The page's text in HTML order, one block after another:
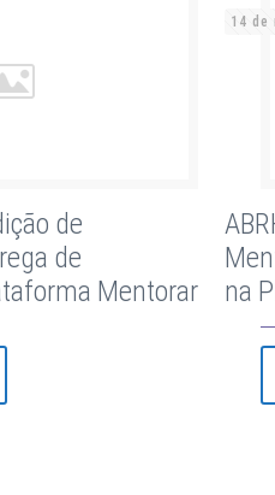
de
de
Mentorar
14 de
na